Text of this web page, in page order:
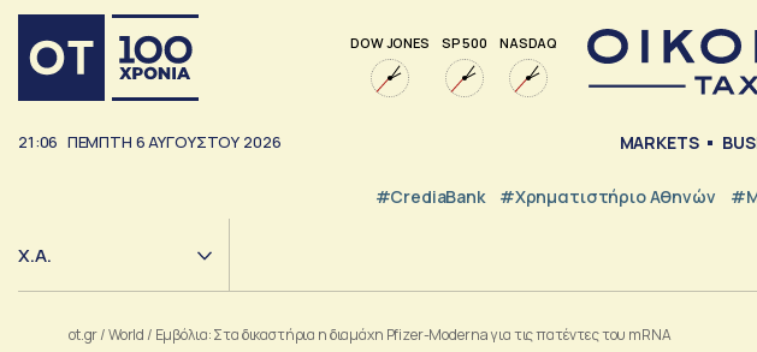
DOW JONES SP 500 NASDAQ
21:06 ΠΈΜΠΤΗ 6ΑΥΓΟΎΣΤΟΥ 2026 MARKETS
#CrediaBank #Χρηματιστήριο Αθηνών
Χ.Α.
ot.gr/World / Εμβόλια: Στα δικαστήρια η διαμάχη Pfizer-Moderna για τις πατέντες του mRNA